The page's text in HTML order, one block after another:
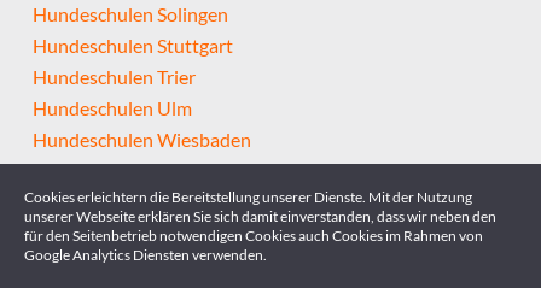
Hundeschulen Solingen
Hundeschulen Stuttgart
Hundeschulen Trier
Hundeschulen Ulm
Hundeschulen Wiesbaden
Hundeschulen Wolfsburg
Hundeschulen Wuppertal
Hundeschulen Würzburg
Cookies erleichtern die Bereitstellung unserer Dienste. Mit der Nutzung
unserer Webseite erklären Sie sich damit einverstanden, dass wir neben den
für den Seitenbetrieb notwendigen Cookies auch Cookies im Rahmen von
Google Analytics Diensten verwenden.